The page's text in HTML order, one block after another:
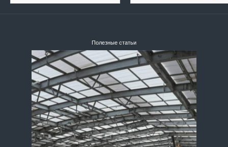
Полезные статьи